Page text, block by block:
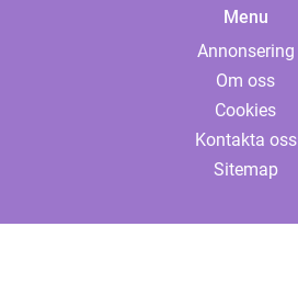
Menu
Annonsering
Om oss
Cookies
Kontakta oss
Sitemap